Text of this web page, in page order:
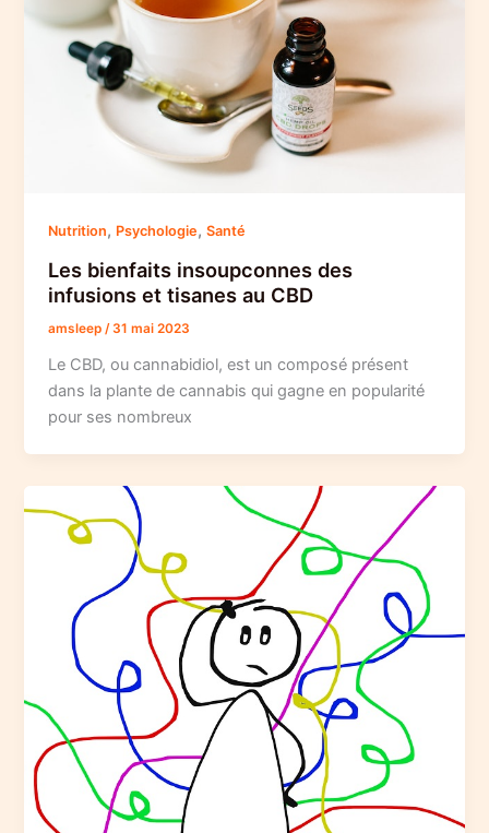
Nutrition, Psychologie,Santé
Les bienfaits insoupconnes des
infusions et tisanes au CBD
amsleep/ 31 mai 2023
Le CBD, ou cannabidiol, est un composé présent
dans la plante de cannabis qui gagne en popularité
pour ses nombreux